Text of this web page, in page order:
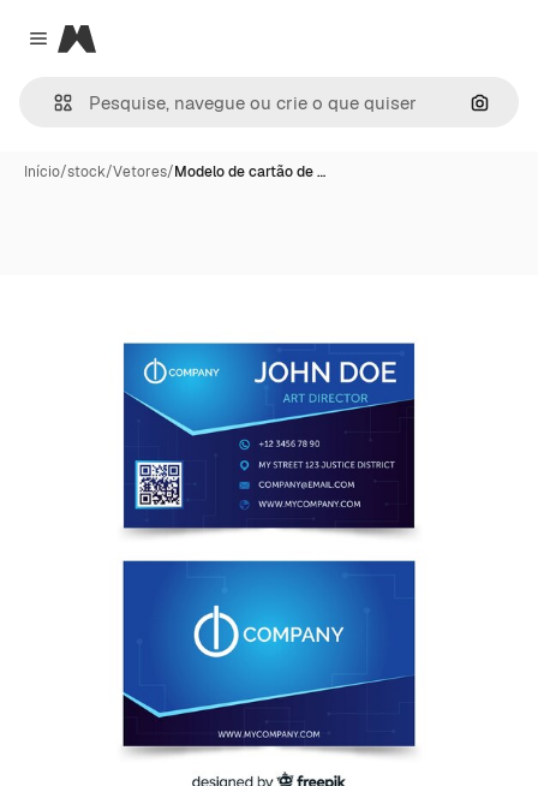
Close menu
Magnific
Início/stock/Vetores/Modelo de cartão de …